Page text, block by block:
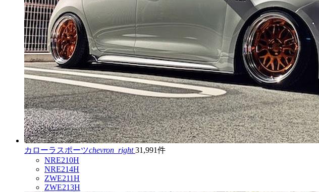
カローラスポーツchevron_right 31,991件
NRE210H
NRE214H
ZWE211H
ZWE213H